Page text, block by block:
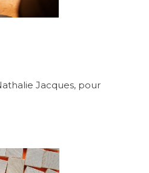
Jacques, pour